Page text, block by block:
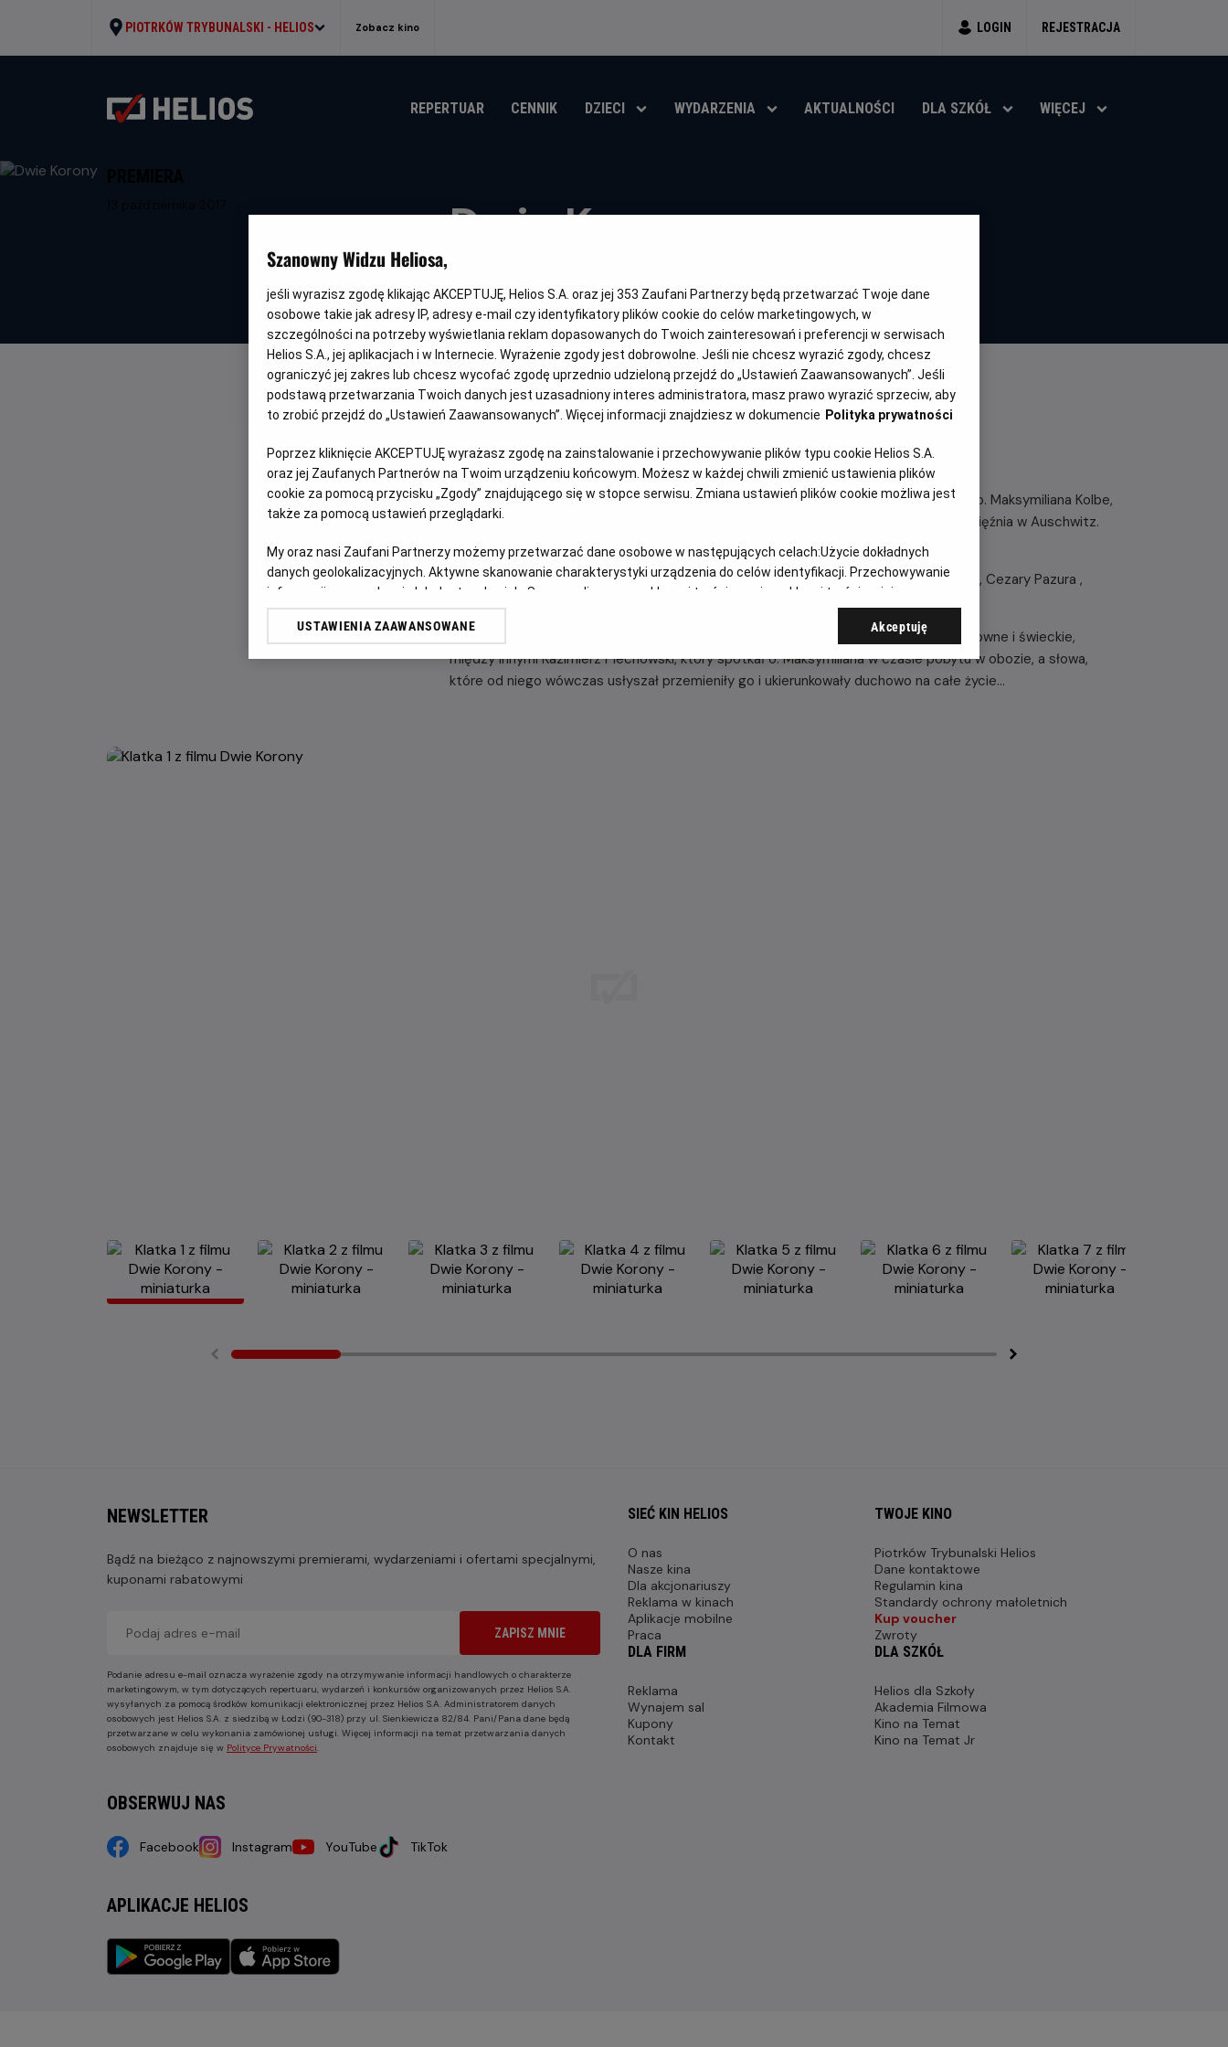
PIOTRKÓW TRYBUNALSKI - HELIOS Zobacz kino LOGIN REJESTRACJA
REPERTUAR CENNIK DZIECI WYDARZENIA AKTUALNOŚCI DLA SZKÓŁ WIĘCEJ
Dwie Korony
rok
produkcji
OBSERWUJ
FILM POLSKI
OPIS FILMU
"Dwie korony" to pierwszy film ukazujący nieznane dotąd powszechnie fakty z życia o. Maksymiliana Kolbe,
począwszy od jego dzieciństwa, aż do heroicznej decyzji o oddaniu życia za współwięźnia w Auschwitz.
Zdjęcia dokumentalne zostały zrealizowane w Polsce, Japonii i we Włoszech.
W warstwie fabularnej filmu występują znakomici polscy aktorzy: Adam Woronowicz , Cezary Pazura ,
W części dokumentalnej wypowiadają się znawcy życia o. Maksymiliana: osoby duchowne i świeckie,
między innymi Kazimierz Piechowski, który spotkał o. Maksymiliana w czasie pobytu w obozie, a słowa,
które od niego wówczas usłyszał przemieniły go i ukierunkowały duchowo na całe życie...
NEWSLETTER
Bądź na bieżąco z najnowszymi premierami, wydarzeniami i ofertami specjalnymi,
kuponami rabatowymi
ZAPISZ MNIE
Podanie adresu e-mail oznacza wyrażenie zgody na otrzymywanie informacji handlowych o charakterze
marketingowym, w tym dotyczących repertuaru, wydarzeń i konkursów organizowanych przez Helios S.A.
wysyłanych za pomocą środków komunikacji elektronicznej przez Helios S.A. Administratorem danych
osobowych jest Helios S.A. z siedzibą w Łodzi (90-318) przy ul. Sienkiewicza 82/84. Pani/Pana dane będą
przetwarzane w celu wykonania zamówionej usługi. Więcej informacji na temat przetwarzania danych
osobowych znajduje się w Polityce Prywatności.
OBSERWUJ NAS
Facebook Instagram YouTube TikTok
APLIKACJE HELIOS
SIEĆ KIN HELIOS
O nas
Nasze kina
Dla akcjonariuszy
Reklama w kinach
Aplikacje mobilne
Praca
TWOJE KINO
Piotrków Trybunalski Helios
Dane kontaktowe
Regulamin kina
Standardy ochrony małoletnich
Kup voucher
Zwroty
DLA FIRM
Reklama
Wynajem sal
Kupony
Kontakt
DLA SZKÓŁ
Helios dla Szkoły
Akademia Filmowa
Kino na Temat
Kino na Temat Jr
Szanowny Widzu Heliosa,
jeśli wyrazisz zgodę klikając AKCEPTUJĘ, Helios S.A. oraz jej 353 Zaufani Partnerzy będą przetwarzać Twoje dane
osobowe takie jak adresy IP, adresy e-mail czy identyfikatory plików cookie do celów marketingowych, w
szczególności na potrzeby wyświetlania reklam dopasowanych do Twoich zainteresowań i preferencji w serwisach
Helios S.A., jej aplikacjach i w Internecie. Wyrażenie zgody jest dobrowolne. Jeśli nie chcesz wyrazić zgody, chcesz
ograniczyć jej zakres lub chcesz wycofać zgodę uprzednio udzieloną przejdź do „Ustawień Zaawansowanych”. Jeśli
podstawą przetwarzania Twoich danych jest uzasadniony interes administratora, masz prawo wyrazić sprzeciw, aby
to zrobić przejdź do „Ustawień Zaawansowanych”. Więcej informacji znajdziesz w dokumencie Polityka prywatności
Poprzez kliknięcie AKCEPTUJĘ wyrażasz zgodę na zainstalowanie i przechowywanie plików typu cookie Helios S.A.
oraz jej Zaufanych Partnerów na Twoim urządzeniu końcowym. Możesz w każdej chwili zmienić ustawienia plików
cookie za pomocą przycisku „Zgody” znajdującego się w stopce serwisu. Zmiana ustawień plików cookie możliwa jest
także za pomocą ustawień przeglądarki.
My oraz nasi Zaufani Partnerzy możemy przetwarzać dane osobowe w następujących celach:Użycie dokładnych
danych geolokalizacyjnych. Aktywne skanowanie charakterystyki urządzenia do celów identyfikacji. Przechowywanie
informacji na urządzeniu lub dostęp do nich. Spersonalizowane reklamy i treści, pomiar reklam i treści, opinie
odbiorców i ulepszanie usług.
USTAWIENIA ZAAWANSOWANE Akceptuję